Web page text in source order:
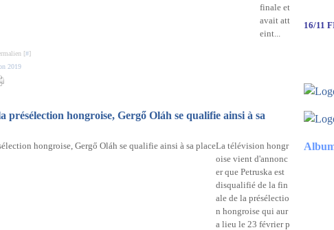
finale et
avait att
eint...
[#]
2019
présélection hongroise, Gergő Oláh se qualifie ainsi à sa
La télévision hongr
oise vient d'annonc
er que Petruska est
disqualifié de la fin
ale de la présélectio
n hongroise qui aur
a lieu le 23 février p
16/11